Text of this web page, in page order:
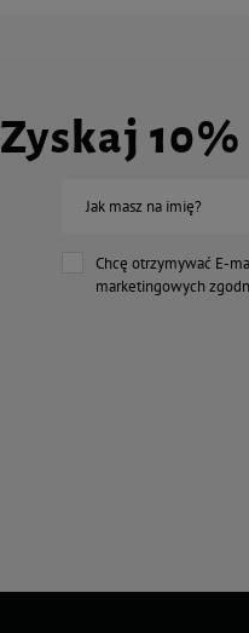
Zyskaj
Jak masz na imię?
Chcę otrzymywać E-
marketingowych